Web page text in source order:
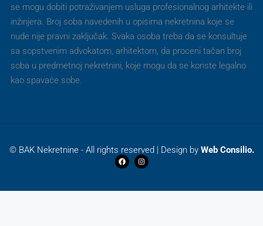
se mogu dobiti potraživanjem usluga profesionalnog arhitekte ili
inžinjera. Broj soba navedenih u opisima nekretnina koje se
nude nije pravni zaključak. Svaka osoba treba da se konsultuje
sa sopstvenim advokatom, arhitektom, da proceni tačan broj
soba u predmetnoj nekretnini, koje mogu da se koriste legalno
kao spavaće sobe.
© BAK Nekretnine - All rights reserved | Design by Web Consilio.